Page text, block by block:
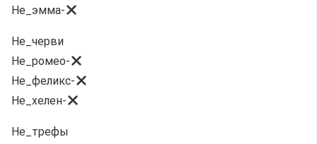
Не_эмма-
Не_черви
Не_ромео-
Не_феликс-
Не_хелен-
Не_трефы